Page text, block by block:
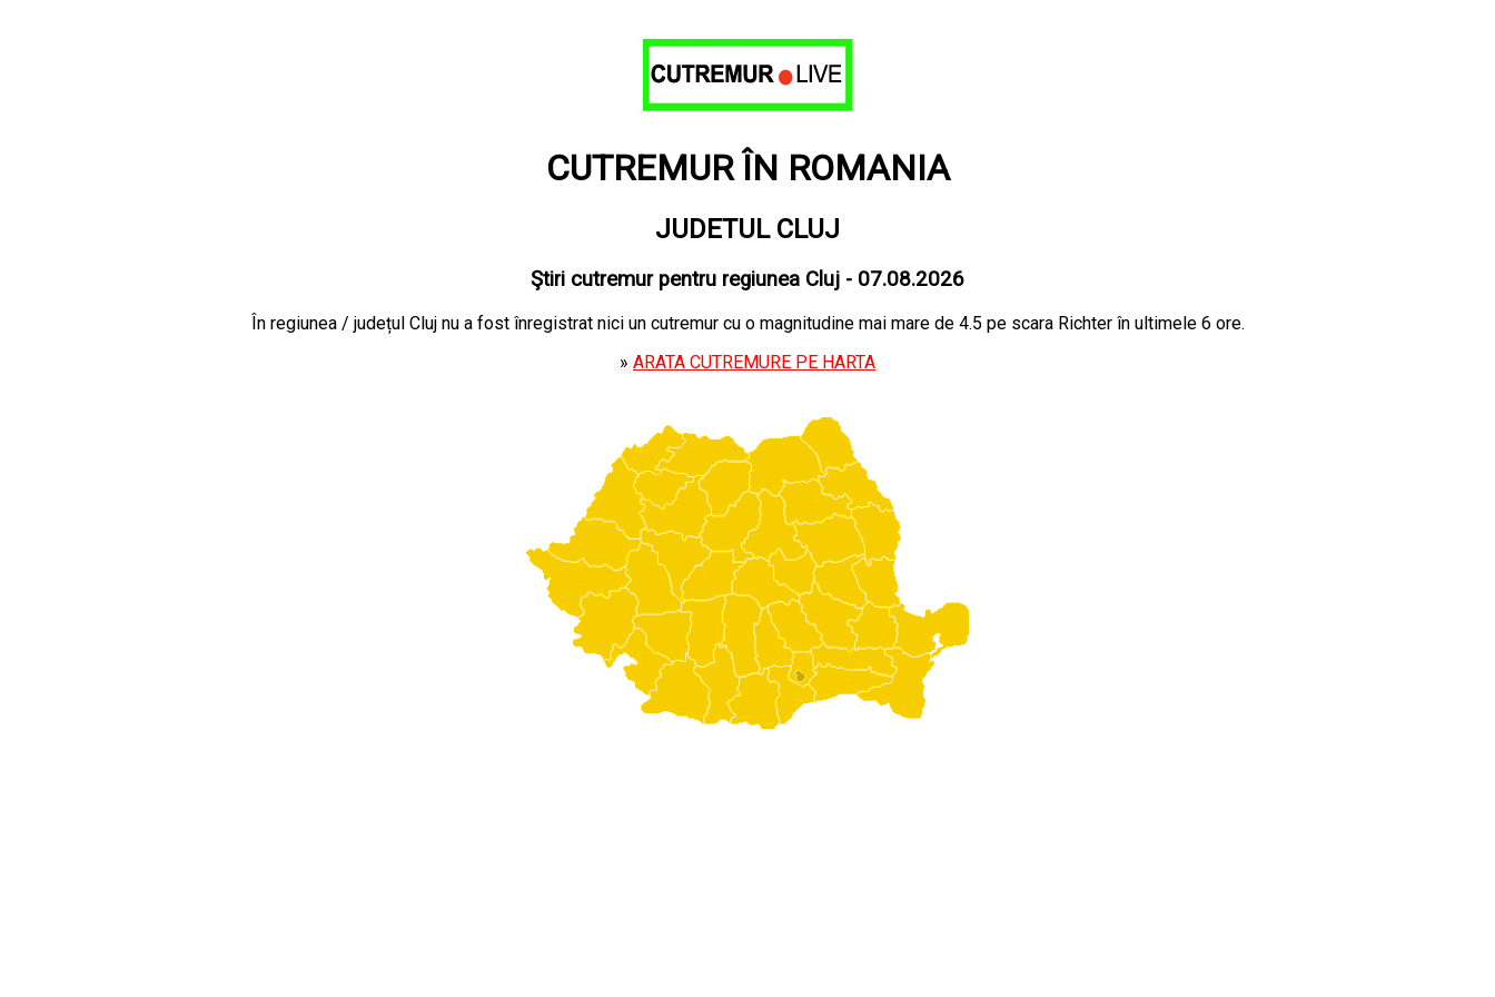
CUTREMUR ÎN ROMANIA
JUDETUL CLUJ
Ştiri cutremur pentru regiunea Cluj - 07.08.2026
În regiunea / județul Cluj nu a fost înregistrat nici un cutremur cu o magnitudine mai mare de 4.5 pe scara Richter în ultimele 6 ore.
» ARATA CUTREMURE PE HARTA